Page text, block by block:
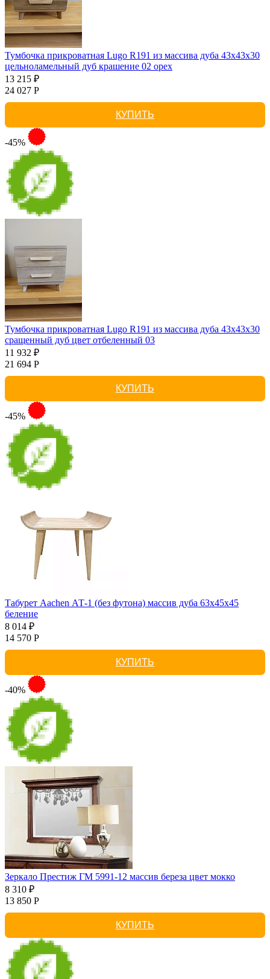
Тумбочка прикроватная Lugo R191 из массива дуба 43х43х30
цельноламельный дуб крашение 02 орех
13 215 ₽
24 027 Р
КУПИТЬ
-45%
Тумбочка прикроватная Lugo R191 из массива дуба 43х43х30
сращенный дуб цвет отбеленный 03
11 932 ₽
21 694 Р
КУПИТЬ
-45%
Табурет Aachen АТ-1 (без футона) массив дуба 63х45х45
беление
8 014 ₽
14 570 Р
КУПИТЬ
-40%
Зеркало Престиж ГМ 5991-12 массив береза цвет мокко
8 310 ₽
13 850 Р
КУПИТЬ